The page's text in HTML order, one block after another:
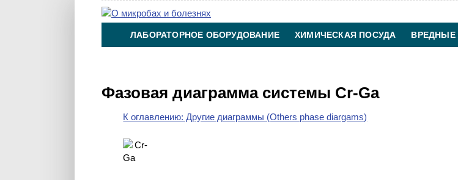
ЛАБОРАТОРНОЕ ОБОРУДОВАНИЕ ХИМИЧЕСКАЯ ПОСУДА
Фазовая диаграмма системы Cr-Ga
К оглавлению: Другие диаграммы (Others phase diargams)